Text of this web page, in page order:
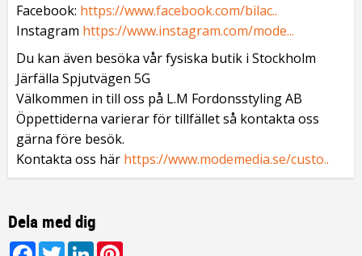
Facebook: https://www.facebook.com/bilac..
Instagram https://www.instagram.com/mode...
Du kan även besöka vår fysiska butik i Stockholm
Järfälla Spjutvägen 5G
Välkommen in till oss på L.M Fordonsstyling AB
Öppettiderna varierar för tillfället så kontakta oss
gärna före besök.
Kontakta oss här https://www.modemedia.se/custo..
Dela med dig
Facebook
TwitterLinkedIn